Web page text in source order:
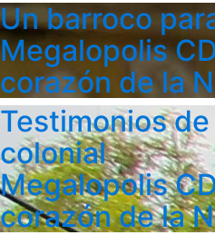
Un barroco
Megalopolis
corazón de la
Testimonios
colonial
Megalopolis
corazón de la